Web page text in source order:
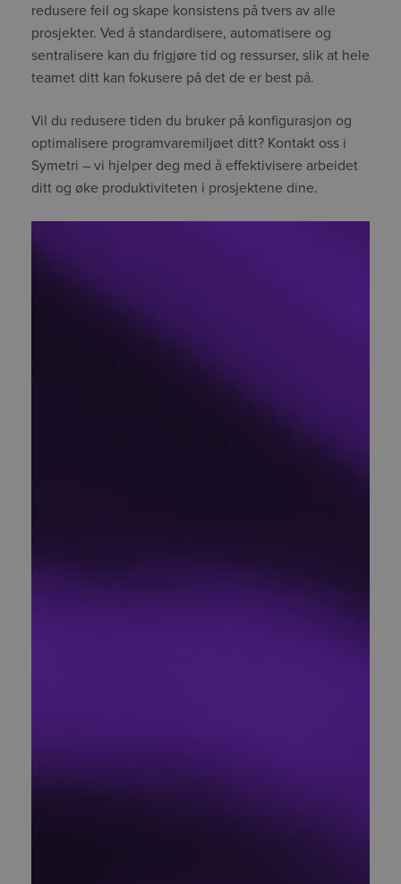
redusere feil og skape konsistens på tvers av alle
prosjekter. Ved å standardisere, automatisere og
sentralisere kan du frigjøre tid og ressurser, slik at hele
teamet ditt kan fokusere på det de er best på.
Vil du redusere tiden du bruker på konfigurasjon og
optimalisere programvaremiljøet ditt? Kontakt oss i
Symetri – vi hjelper deg med å effektivisere arbeidet
ditt og øke produktiviteten i prosjektene dine.